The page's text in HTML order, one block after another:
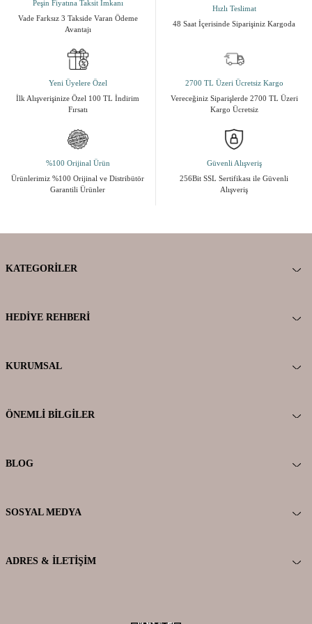
Peşin Fiyatına Taksit İmkanı
Vade Farksız 3 Takside Varan Ödeme
Avantajı
Hızlı Teslimat
48 Saat İçerisinde Siparişiniz Kargoda
Yeni Üyelere Özel
İlk Alışverişinize Özel 100 TL İndirim
Fırsatı
2700 TL Üzeri Ücretsiz Kargo
Vereceğiniz Siparişlerde 2700 TL Üzeri
Kargo Ücretsiz
%100 Orijinal Ürün
Ürünlerimiz %100 Orijinal ve Distribütör
Garantili Ürünler
Güvenli Alışveriş
256Bit SSL Sertifikası ile Güvenli
Alışveriş
KATEGORILER
HEDIYE REHBERI
KURUMSAL
ÖNEMLI BILGILER
BLOG
SOSYAL MEDYA
ADRES & İLETIŞIM